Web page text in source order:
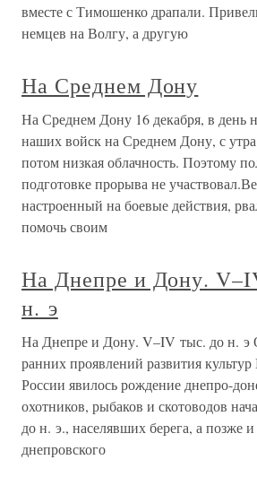
вместе с Тимошенко драпали.
немцев на Волгу, а другую
На Среднем Дону
На Среднем Дону 16 декабря, в день
наших войск на Среднем Дону, с утра
потом низкая облачность. Поэтому
подготовке прорыва не
настроенный на боевые действия,
помочь своим
На Днепре и Дону.
н. э
На Днепре и Дону. V–IV тыс. до н. э
ранних проявлений развития
России явилось рождение днепро-
охотников, рыбаков и скотоводов
до н. э., населявших берега, а позже и
днепровского